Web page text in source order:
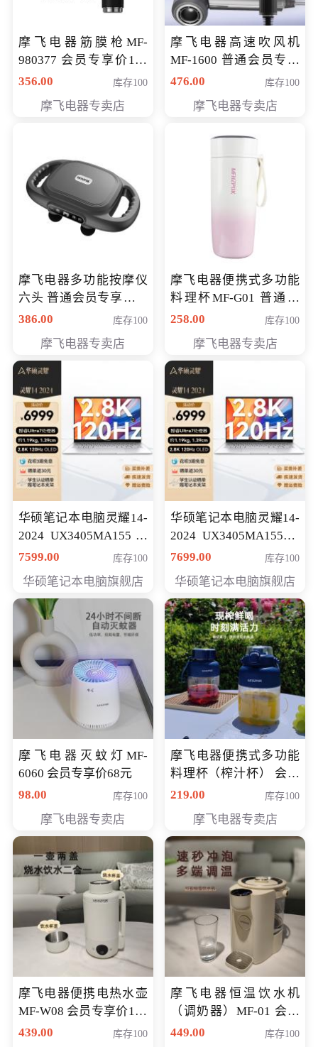
摩飞电器筋膜枪MF-
980377 会员专享价199
元
356.00 库存100
摩飞电器专卖店
摩飞电器高速吹风机
MF-1600 普通会员专享
价298元
476.00 库存100
摩飞电器专卖店
摩飞电器多功能按摩仪
六头 普通会员专享价格
199元
386.00 库存100
摩飞电器专卖店
摩飞电器便携式多功能
料理杯MF-G01 普通会
员专享价格118元
258.00 库存100
摩飞电器专卖店
华硕笔记本电脑灵耀14-
2024 UX3405MA155冰
川银 oled 智慧轻薄本 会
7599.00 库存100
华硕笔记本电脑旗舰店
华硕笔记本电脑灵耀14-
2024 UX3405MA155夜
空蓝 oled 智慧轻薄本 会
7699.00 库存100
华硕笔记本电脑旗舰店
摩飞电器灭蚊灯MF-
6060 会员专享价68元
98.00
库存100
摩飞电器专卖店
摩飞电器便携式多功能
料理杯（榨汁杯） 会员
专享价118元
219.00 库存100
摩飞电器专卖店
摩飞电器便携电热水壶
MF-W08 会员专享价198
元
439.00 库存100
摩飞电器恒温饮水机
（调奶器）MF-01 会员
专享价366元
449.00 库存100